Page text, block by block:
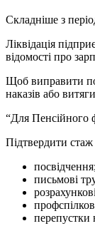
Складніше з
Ліквідація
відомості про
Щоб виправити
наказів або
“Для Пенсійного
Підтвердити
письмові
перепустки